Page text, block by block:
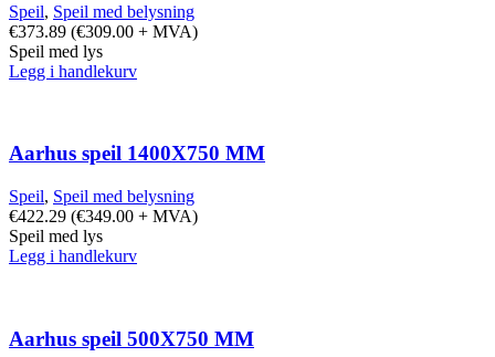
Speil, Speil med belysning
€373.89 (€309.00 + MVA)
Speil med lys
Legg i handlekurv
Aarhus speil 1400X750 MM
Speil, Speil med belysning
€422.29 (€349.00 + MVA)
Speil med lys
Legg i handlekurv
Aarhus speil 500X750 MM